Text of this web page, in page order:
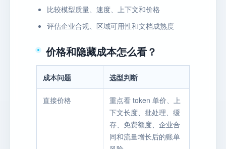
比较模型质量、速度、上下文和价格
评估企业合规、区域可用性和文档成熟度
价格和隐藏成本怎么看？
成本问题 选型判断
直接价格
重点看 token 单价、上
下文长度、批处理、缓
存、免费额度、企业合
同和流量增长后的账单